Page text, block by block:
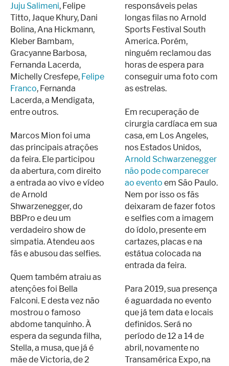
Juju Salimeni, Felipe
Titto, Jaque Khury, Dani
Bolina, Ana Hickmann,
Kleber Bambam,
Gracyanne Barbosa,
Fernanda Lacerda,
Michelly Cresfepe, Felipe
Franco, Fernanda
Lacerda, a Mendigata,
entre outros.
Marcos Mion foi uma
das principais atrações
da feira. Ele participou
da abertura, com direito
a entrada ao vivo e vídeo
de Arnold
Shwarzenegger, do
BBPro e deu um
verdadeiro show de
simpatia. Atendeu aos
fãs e abusou das selfies.
Quem também atraiu as
atenções foi Bella
Falconi. E desta vez não
mostrou o famoso
abdome tanquinho. À
espera da segunda filha,
Stella, a musa, que já é
mãe de Victoria, de 2
responsáveis pelas
longas filas no Arnold
Sports Festival South
America. Porém,
ninguém reclamou das
horas de espera para
conseguir uma foto com
as estrelas.
Em recuperação de
cirurgia cardíaca em sua
casa, em Los Angeles,
nos Estados Unidos,
Arnold Schwarzenegger
não pode comparecer
ao evento em São Paulo.
Nem por isso os fãs
deixaram de fazer fotos
e selfies com a imagem
do ídolo, presente em
cartazes, placas e na
estátua colocada na
entrada da feira.
Para 2019, sua presença
é aguardada no evento
que já tem data e locais
definidos. Será no
período de 12 a 14 de
abril, novamente no
Transamérica Expo, na